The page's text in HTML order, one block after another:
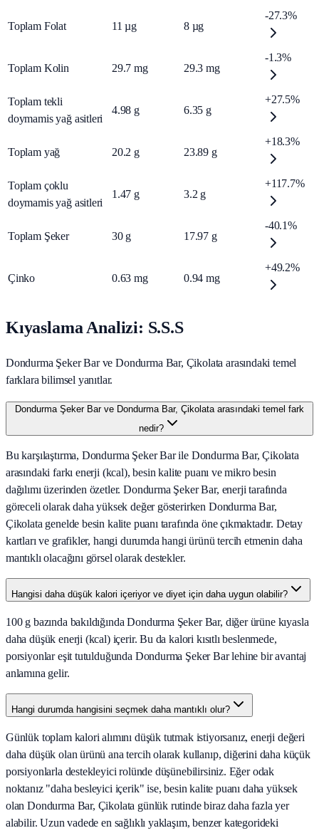
Toplam Folat 11 µg 8 µg
-27.3%
Toplam Kolin 29.7 mg 29.3 mg
-1.3%
Toplam tekli
doymamis yağ asitleri
4.98 g 6.35 g
+27.5%
Toplam yağ 20.2 g 23.89 g
+18.3%
Toplam çoklu
doymamis yağ asitleri
1.47 g 3.2 g
+117.7%
Toplam Şeker 30 g 17.97 g
-40.1%
Çinko 0.63 mg 0.94 mg
+49.2%
Kıyaslama Analizi: S.S.S
Dondurma Şeker Bar ve Dondurma Bar, Çikolata arasındaki temel
farklara bilimsel yanıtlar.
Dondurma Şeker Bar ve Dondurma Bar, Çikolata arasındaki temel fark
nedir?
Bu karşılaştırma, Dondurma Şeker Bar ile Dondurma Bar, Çikolata
arasındaki farkı enerji (kcal), besin kalite puanı ve mikro besin
dağılımı üzerinden özetler. Dondurma Şeker Bar, enerji tarafında
göreceli olarak daha yüksek değer gösterirken Dondurma Bar,
Çikolata genelde besin kalite puanı tarafında öne çıkmaktadır. Detay
kartları ve grafikler, hangi durumda hangi ürünü tercih etmenin daha
mantıklı olacağını görsel olarak destekler.
Hangisi daha düşük kalori içeriyor ve diyet için daha uygun olabilir?
100 g bazında bakıldığında Dondurma Şeker Bar, diğer ürüne kıyasla
daha düşük enerji (kcal) içerir. Bu da kalori kısıtlı beslenmede,
porsiyonlar eşit tutulduğunda Dondurma Şeker Bar lehine bir avantaj
anlamına gelir.
Hangi durumda hangisini seçmek daha mantıklı olur?
Günlük toplam kalori alımını düşük tutmak istiyorsanız, enerji değeri
daha düşük olan ürünü ana tercih olarak kullanıp, diğerini daha küçük
porsiyonlarla destekleyici rolünde düşünebilirsiniz. Eğer odak
noktanız "daha besleyici içerik" ise, besin kalite puanı daha yüksek
olan Dondurma Bar, Çikolata günlük rutinde biraz daha fazla yer
alabilir. Uzun vadede en sağlıklı yaklaşım, benzer kategorideki